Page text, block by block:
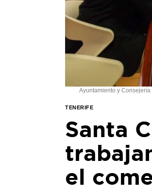
Ayuntamiento y
TENERIFE
Santa
el